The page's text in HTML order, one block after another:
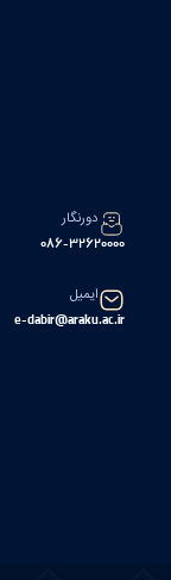
دورنگار
086-32620000
ایمیل
e-dabir@araku.ac.ir